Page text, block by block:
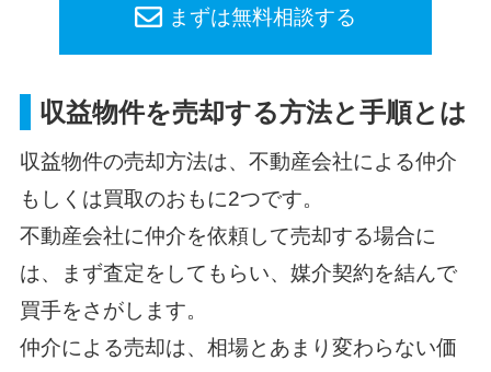
まずは無料相談する
収益物件を売却する方法と手順とは
収益物件の売却方法は、不動産会社による仲介
もしくは買取のおもに2つです。
不動産会社に仲介を依頼して売却する場合に
は、まず査定をしてもらい、媒介契約を結んで
買手をさがします。
仲介による売却は、相場とあまり変わらない価